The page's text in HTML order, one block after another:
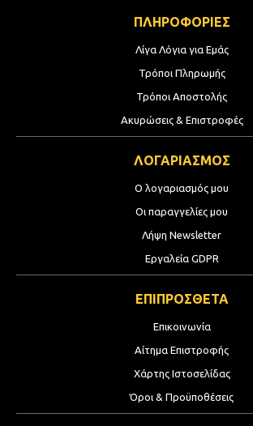
ΠΛΗΡΟΦΟΡΙΕΣ
Λίγα Λόγια για Εμάς
Τρόποι Πληρωμής
Τρόποι Αποστολής
Ακυρώσεις & Επιστροφές
ΛΟΓΑΡΙΑΣΜΟΣ
Ο λογαριασμός μου
Οι παραγγελίες μου
Λήψη Newsletter
Εργαλεία GDPR
ΕΠΙΠΡΟΣΘΕΤΑ
Επικοινωνία
Αίτημα Επιστροφής
Χάρτης Ιστοσελίδας
Όροι & Προϋποθέσεις